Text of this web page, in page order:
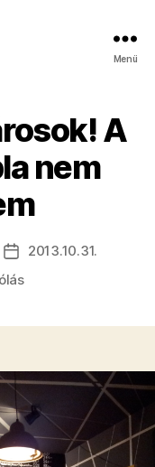
Menü
A
nem
Bejegyzés
dátuma
2013.10.31.
a(z)
és
a
tábla
nem
dizájnelem